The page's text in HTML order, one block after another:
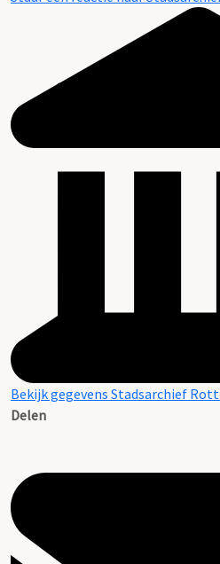
Bekijk gegevens Stadsarchief
Delen